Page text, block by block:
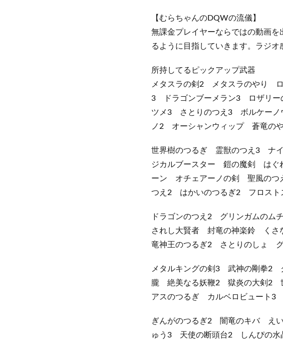
【むらちゃんのDQWの流儀】
無課金プレイヤーならではの動画
るように目指していきます。ラジオ
所持してるピックアップ武器
メタスラの剣2 メタスラのやり
3 ドラゴンブーメラン3 ロザリ
ツメ3 さとりのつえ3 ボルケー
ノ2 オーシャンウィップ 蒼竜の
世界樹のつるぎ 霊獣のつえ3 ナ
ジカルブースター 鎧の魔剣 はぐ
ーン オチェアーノの剣 聖風の
つえ2 はかいのつるぎ2 フロスト
ドラゴンのつえ2 グリンガムの
されし大賢者 封竜の神楽鈴 く
竜神王のつるぎ2 さとりのしょ グ
メタルキングの剣3 武神の剛拳2
朧 絶美なる妖鞭2 獄炎の大剣2
アスのつるぎ カルベロビュート
ぎんがのつるぎ2 闇竜のキバ え
ゅう3 天使の断頭台2 しんぴの